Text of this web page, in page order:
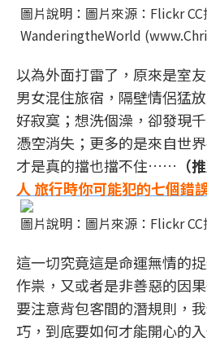
圖片說明：圖片來源：Flickr CC
WanderingtheWorld
以為外面打雷了，原來是室
男女混住旅宿，隔壁情侶猛
好寂寞；想洗個澡，卻發現
憑空消失；更多的是來自世
才是真的擋也擋不住…… （
人 旅行時你可能犯的七個錯
圖片說明：圖片來源：Flickr
這一切究竟這是命運無情的
作祟，又或者是非善惡的因
要注意背包客間的潛規則，
巧，到底要如何才能開心的